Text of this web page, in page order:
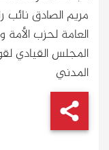
مريم الصادق نائب
العامة لحزب
المجلس القيادي
المدني